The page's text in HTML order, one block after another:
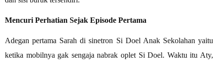
Mencuri Perhatian Sejak Episode Pertama
Adegan pertama Sarah di sinetron Si Doel Anak Sekolahan yaitu
ketika mobilnya gak sengaja nabrak oplet Si Doel. Waktu itu Aty,